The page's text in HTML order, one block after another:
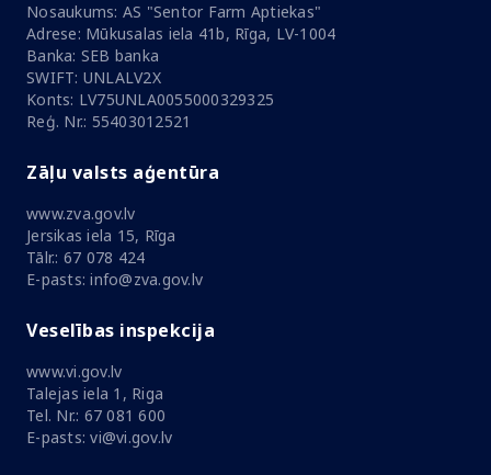
Nosaukums: AS "Sentor Farm Aptiekas"
Adrese: Mūkusalas iela 41b, Rīga, LV-1004
Banka: SEB banka
SWIFT: UNLALV2X
Konts: LV75UNLA0055000329325
Reģ. Nr.: 55403012521
Zāļu valsts aģentūra
www.zva.gov.lv
Jersikas iela 15, Rīga
Tālr.: 67 078 424
E-pasts: info@zva.gov.lv
Veselības inspekcija
www.vi.gov.lv
Talejas iela 1, Riga
Tel. Nr.: 67 081 600
E-pasts: vi@vi.gov.lv